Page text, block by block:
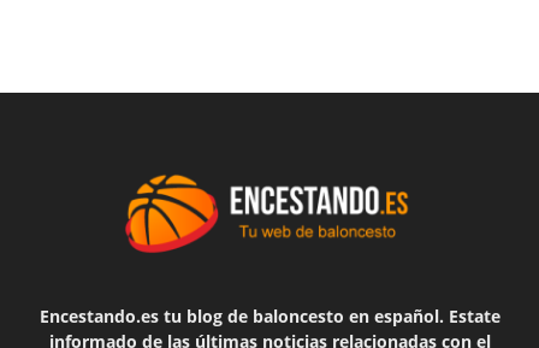
Encestando.es tu blog de baloncesto en español. Estate
informado de las últimas noticias relacionadas con el